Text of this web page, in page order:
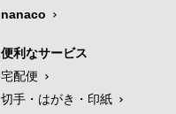
nanaco
便利なサービス
宅配便
切手・はがき・印紙